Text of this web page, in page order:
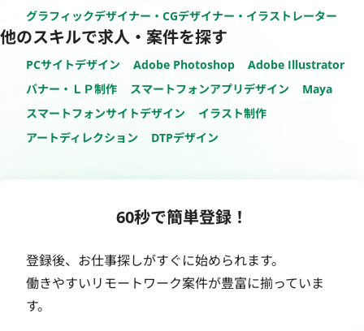
グラフィックデザイナー・CGデザイナー・イラストレーター
他のスキルで求人・案件を探す
PCサイトデザイン Adobe Photoshop
Adobe Illustrator
バナー・ＬＰ制作
スマートフォンアプリデザイン
Maya
スマートフォンサイトデザイン
イラスト制作
アートディレクション
DTPデザイン
60秒で簡単登録！
登録後、お仕事探しがすぐに始められます。
働きやすいリモートワーク案件が豊富に揃っていま
す。